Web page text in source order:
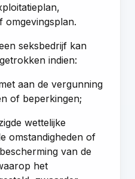
omgevingsplan.
seksbedrijf kan
indien:
aan de vergunning
of beperkingen;
wettelijke
omstandigheden of
van de
het